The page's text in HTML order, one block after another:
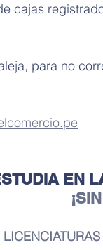
cajas
para no
EN
LICENCIATURAS